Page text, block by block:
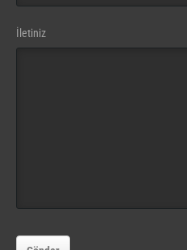
İletiniz
Your